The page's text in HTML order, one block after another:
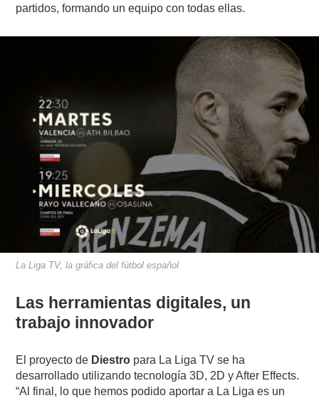
partidos, formando un equipo con todas ellas.
La Liga TV, la gráfica del fútbol español
Las herramientas digitales, un
trabajo innovador
El proyecto de Diestro para La Liga TV se ha
desarrollado utilizando tecnología 3D, 2D y After Effects.
“Al final, lo que hemos podido aportar a La Liga es un